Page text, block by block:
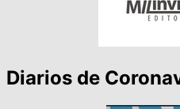
Diarios de